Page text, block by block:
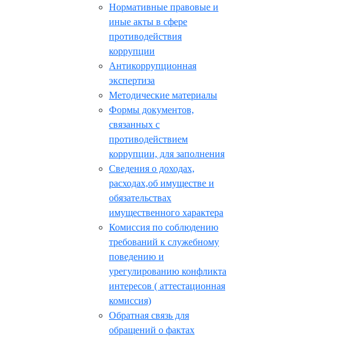
Нормативные правовые и
иные акты в сфере
противодействия
коррупции
Антикоррупционная
экспертиза
Методические материалы
Формы документов,
связанных с
противодействием
коррупции, для заполнения
Сведения о доходах,
расходах,об имуществе и
обязательствах
имущественного характера
Комиссия по соблюдению
требований к служебному
поведению и
урегулированию конфликта
интересов ( аттестационная
комиссия)
Обратная связь для
обращений о фактах